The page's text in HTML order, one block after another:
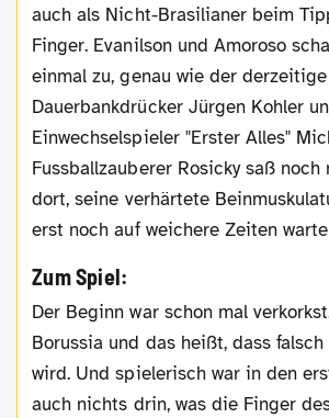
auch als Nicht-Brasilianer beim
Finger. Evanilson und Amoroso
einmal zu, genau wie der derzeitige
Dauerbankdrücker Jürgen Kohler
Einwechselspieler "Erster Alles"
Fussballzauberer Rosicky saß
dort, seine verhärtete
erst noch auf weichere Zeiten
Zum Spiel:
Der Beginn war schon mal verkorkst. Anstoss für
Borussia und das heißt, dass
wird. Und spielerisch war in den
auch nichts drin, was die Finger